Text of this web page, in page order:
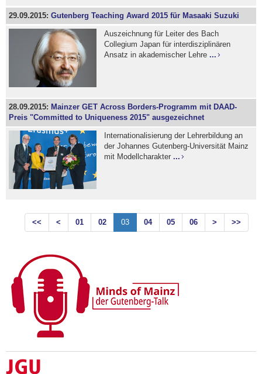
29.09.2015:Gutenberg Teaching Award 2015 für Masaaki Suzuki
Auszeichnung für Leiter des Bach
Collegium Japan für interdisziplinären
Ansatz in akademischer Lehre ...
28.09.2015: Mainzer GET Across Borders-Programm mit DAAD-
Preis "Committed to Uniqueness 2015" ausgezeichnet
Internationalisierung der Lehrerbildung an
der Johannes Gutenberg-Universität Mainz
mit Modellcharakter ...
<< < 01 02 03 04 05 06 > >>